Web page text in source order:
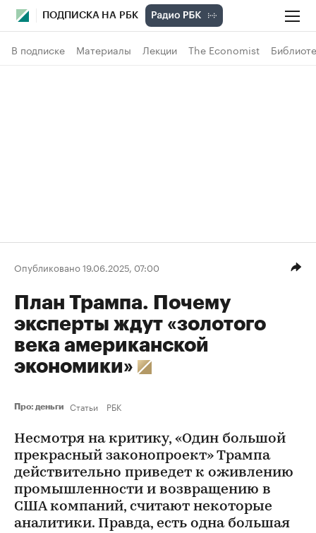
ПОДПИСКА НА РБК
В подписке Материалы Лекции The Economist
Опубликовано 19.06.2025, 07:00
План Трампа. Почему
эксперты ждут «золотого
века американской
экономики»
Про: деньги Статьи РБК
Несмотря на критику, «Один большой
прекрасный законопроект» Трампа
действительно приведет к оживлению
промышленности и возвращению в
США компаний, считают некоторые
аналитики. Правда, есть одна большая